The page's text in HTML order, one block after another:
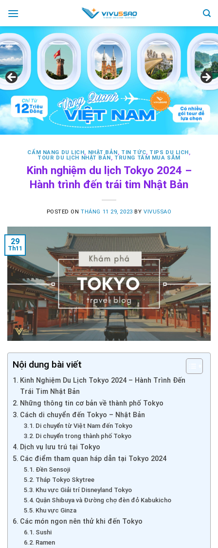
CẨM NANG DU LỊCH, NHẬT BẢN, TIN TỨC, TIPS DU LỊCH,
TOUR DU LỊCH NHẬT BẢN, TRUNG TÂM MUA SẮM
Kinh nghiệm du lịch Tokyo 2024 –
Hành trình đến trái tim Nhật Bản
POSTED ONTHÁNG 11 29, 2023 BY VIVU5SAO
29
Th11
Nội dung bài viết
Kinh Nghiệm Du Lịch Tokyo 2024 – Hành Trình Đến
Trái Tim Nhật Bản
Những thông tin cơ bản về thành phố Tokyo
Cách di chuyển đến Tokyo – Nhật Bản
Di chuyển từ Việt Nam đến Tokyo
Di chuyển trong thành phố Tokyo
Dịch vụ lưu trú tại Tokyo
Các điểm tham quan háp dẫn tại Tokyo 2024
Đền Sensoji
Tháp Tokyo Skytree
Khu vực Giải trí Disneyland Tokyo
Quận Shibuya và Đường chợ đèn đỏ Kabukicho
Khu vực Ginza
Các món ngon nên thử khi đến Tokyo
Sushi
Ramen